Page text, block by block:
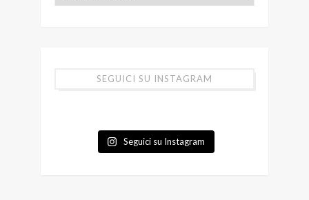
SEGUICI SU INSTAGRAM
Seguici su Instagram